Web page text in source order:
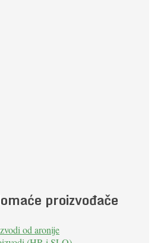
proizvođače
od aronije